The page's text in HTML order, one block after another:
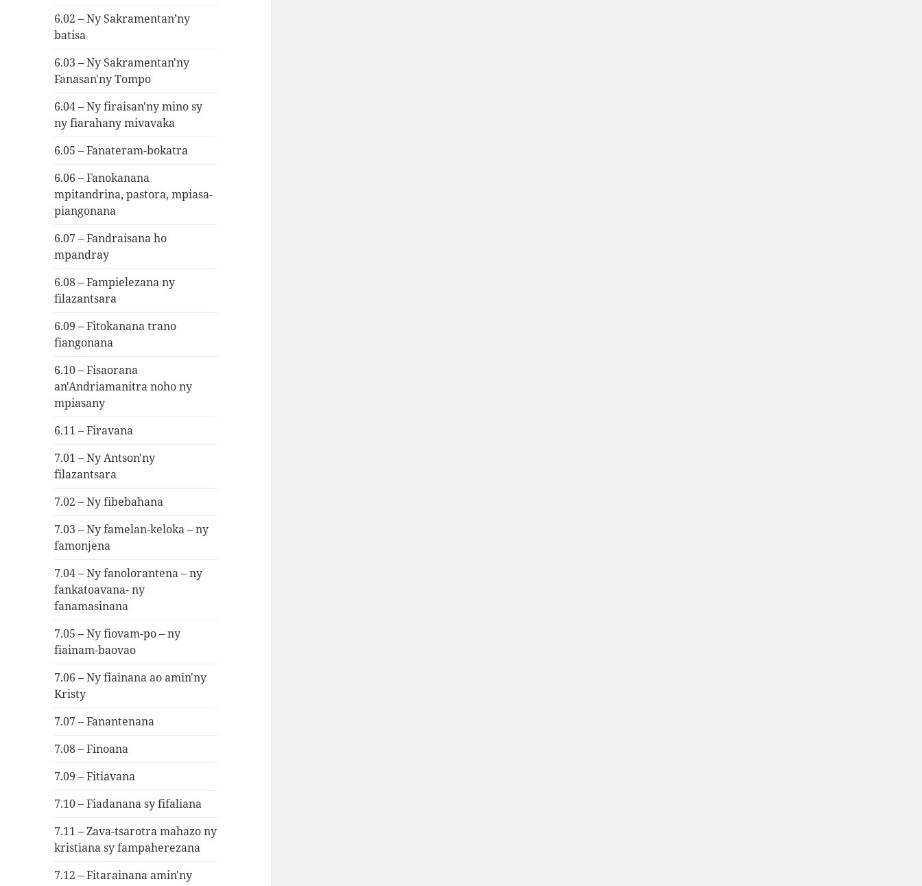
6.02 – Ny Sakramentan’ny
batisa
6.03 – Ny Sakramentan'ny
Fanasan'ny Tompo
6.04 – Ny firaisan'ny mino sy
ny fiarahany mivavaka
6.05 – Fanateram-bokatra
6.06 – Fanokanana
mpitandrina, pastora, mpiasa-
piangonana
6.07 – Fandraisana ho
mpandray
6.08 – Fampielezana ny
filazantsara
6.09 – Fitokanana trano
fiangonana
6.10 – Fisaorana
an'Andriamanitra noho ny
mpiasany
6.11 – Firavana
7.01 – Ny Antson'ny
filazantsara
7.02 – Ny fibebahana
7.03 – Ny famelan-keloka – ny
famonjena
7.04 – Ny fanolorantena – ny
fankatoavana- ny
fanamasinana
7.05 – Ny fiovam-po – ny
fiainam-baovao
7.06 – Ny fiainana ao amin'ny
Kristy
7.07 – Fanantenana
7.08 – Finoana
7.09 – Fitiavana
7.10 – Fiadanana sy fifaliana
7.11 – Zava-tsarotra mahazo ny
kristiana sy fampaherezana
7.12 – Fitarainana amin'ny